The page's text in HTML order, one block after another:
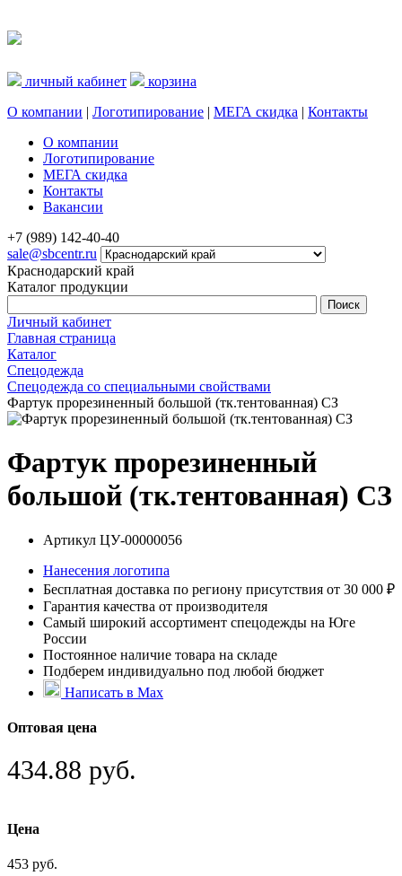
личный кабинет
корзина
О компании | Логотипирование | МЕГА скидка | Контакты
О компании
Логотипирование
МЕГА скидка
Контакты
Вакансии
+7 (989) 142-40-40
sale@sbcentr.ru
Краснодарский край
Каталог продукции
Личный кабинет
Главная страница
Каталог
Спецодежда
Спецодежда со специальными свойствами
Фартук прорезиненный большой (тк.тентованная) СЗ
Фартук прорезиненный
большой (тк.тентованная) СЗ
Артикул ЦУ-00000056
Нанесения логотипа
Бесплатная доставка по региону присутствия от 30 000 ₽
Гарантия качества от производителя
Самый широкий ассортимент спецодежды на Юге
России
Постоянное наличие товара на складе
Подберем индивидуально под любой бюджет
Написать в Max
Оптовая цена
434.88 руб.
Цена
453 руб.